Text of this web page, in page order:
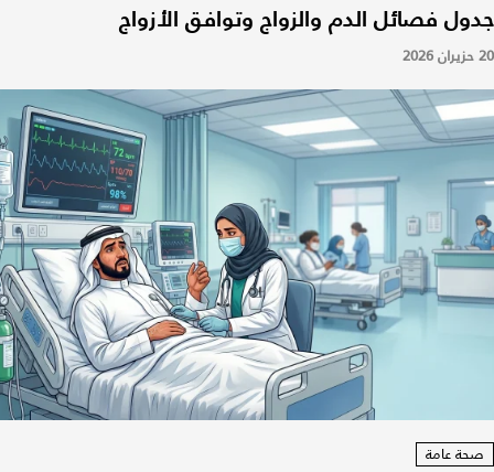
جدول فصائل الدم والزواج وتوافق الأزواج
20 حزيران 2026
صحة عامة